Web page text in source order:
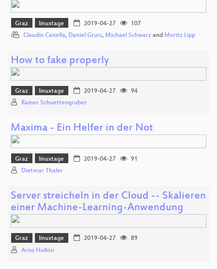
Graz linuxtage 2019-04-27
107
Claudio Canella, Daniel Gruss, Michael Schwarz and Moritz Lipp
How to fake properly
Graz linuxtage 2019-04-27
94
Rainer Schuettengruber
Maxima - Ein Helfer in der Not
Graz linuxtage 2019-04-27
91
Dietmar Thaler
Server streicheln in der Cloud -- Skalieren
einer Machine-Learning-Anwendung
Graz linuxtage 2019-04-27
89
Arno Hollosi